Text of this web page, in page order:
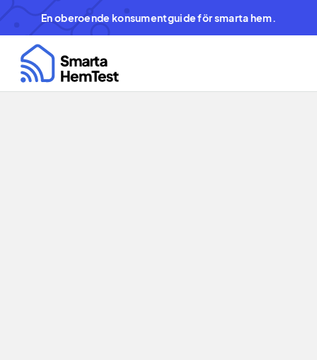
En oberoende konsumentguide för smarta hem.